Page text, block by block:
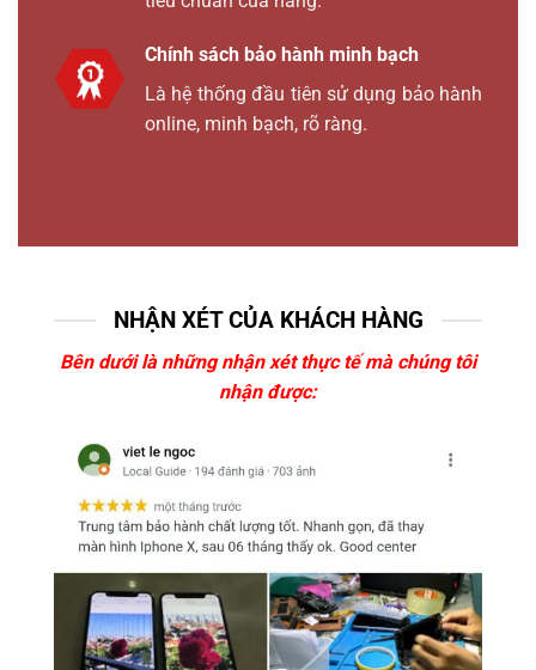
Chính sách bảo hành minh bạch
Là hệ thống đầu tiên sử dụng bảo hành
online, minh bạch, rõ ràng.
NHẬN XÉT CỦA KHÁCH HÀNG
Bên dưới là những nhận xét thực tế mà chúng tôi
nhận được: